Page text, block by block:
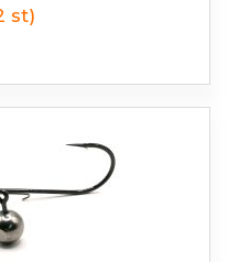
st)